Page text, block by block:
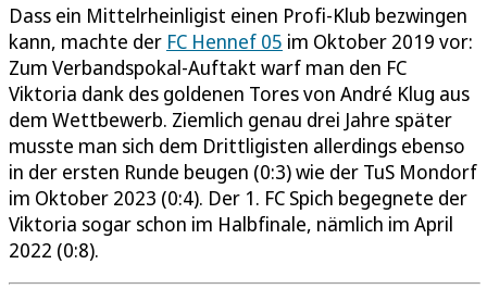
Dass ein Mittelrheinligist einen Profi-Klub bezwingen
kann, machte der FC Hennef 05 im Oktober 2019 vor:
Zum Verbandspokal-Auftakt warf man den FC
Viktoria dank des goldenen Tores von André Klug aus
dem Wettbewerb. Ziemlich genau drei Jahre später
musste man sich dem Drittligisten allerdings ebenso
in der ersten Runde beugen (0:3) wie der TuS Mondorf
im Oktober 2023 (0:4). Der 1. FC Spich begegnete der
Viktoria sogar schon im Halbfinale, nämlich im April
2022 (0:8).